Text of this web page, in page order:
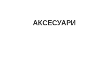
АКСЕСУАРИ